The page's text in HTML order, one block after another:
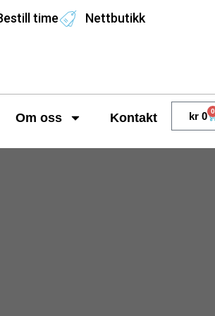
time Nettbutikk
Om oss Kontakt kr 0 0